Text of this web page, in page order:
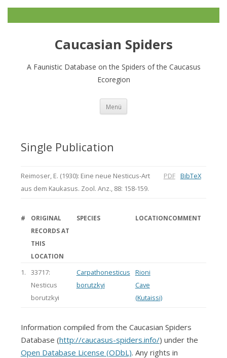
Caucasian Spiders
A Faunistic Database on the Spiders of the Caucasus
Ecoregion
Menü
Single Publication
Reimoser, E. (1930): Eine neue Nesticus-Art
aus dem Kaukasus. Zool. Anz., 88: 158-159.
PDF BibTeX
#
ORIGINAL
RECORDS AT
THIS
LOCATION
SPECIES LOCATIONCOMMENT
1.
33717:
Nesticus
borutzkyi
Carpathonesticus
borutzkyi
Rioni
Cave
(Kutaissi)
Information compiled from the Caucasian Spiders
Database (http://caucasus-spiders.info/) under the
Open Database License (ODbL). Any rights in